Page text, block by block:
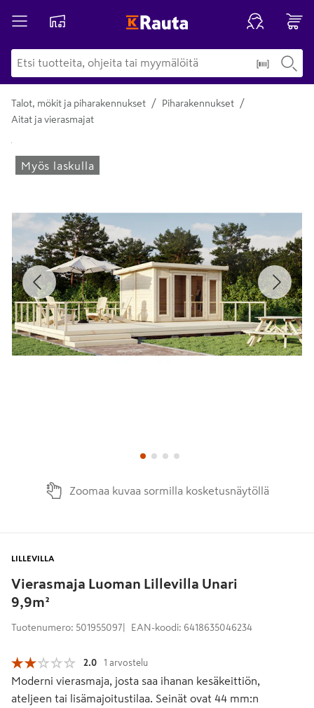
Talot, mökit ja piharakennukset / Piharakennukset /
Aitat ja vierasmajat
Yksityiskohtainen kuvaus löytyy Tuotteen kuvaus -
Edellinen
Myös laskulla
Zoomaa kuvaa sormilla kosketusnäytöllä
Vierasmaja Luoman Lillevilla Unari
9,9m²
LILLEVILLA
Tuotenumero: 501955097 EAN-koodi: 6418635046234
2.0 1 arvostelu
Moderni vierasmaja, josta saa ihanan kesäkeittiön,
ateljeen tai lisämajoitustilaa. Seinät ovat 44 mm:n